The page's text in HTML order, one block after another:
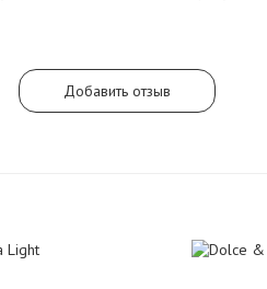
Добавить отзыв